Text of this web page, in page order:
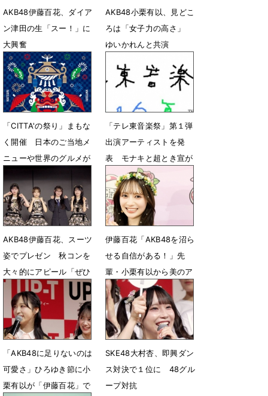
AKB48伊藤百花、ダイア
ン津田の生「スー！」に
大興奮
8月2日 07時02分
AKB48小栗有以、見どこ
ろは「女子力の高さ」
ゆいかれんと共演
「CITTA'の祭り」まもな
く開催 ⽇本のご当地メ
ニューや世界のグルメが
6月17日 19時00分
「テレ東音楽祭」第１弾
出演アーティストを発
表 モナキと超とき宣が
福岡の意外なスポットか
ら生中継
6月15日 12時00分
AKB48伊藤百花、スーツ
姿でプレゼン 秋コンを
大々的にアピール「ぜひ
注目して頂けたら！」
6月6日 08時10分
伊藤百花「AKB48を沼ら
せる自信がある！」先
輩・小栗有以から美のア
ドバイスも
5月6日 05時52分
「AKB48に足りないのは
可愛さ」ひろゆき節に小
栗有以が「伊藤百花」で
SKE48大村杏、即興ダン
ス対決で１位に 48グル
ープ対抗